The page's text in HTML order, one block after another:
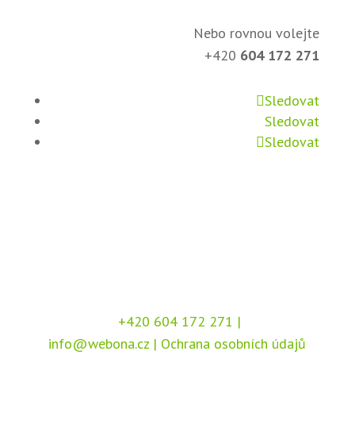
Nebo rovnou volejte
+420 604 172 271
Sledovat
Sledovat
Sledovat
+420 604 172 271 |
info@webona.cz | Ochrana osobních údajů